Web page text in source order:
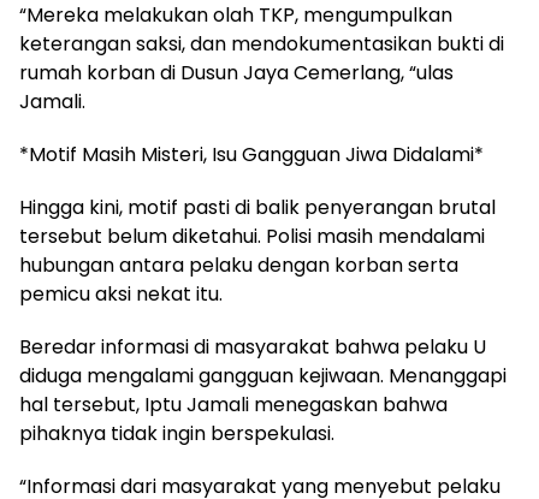
“Mereka melakukan olah TKP, mengumpulkan
keterangan saksi, dan mendokumentasikan bukti di
rumah korban di Dusun Jaya Cemerlang, “ulas
Jamali.
*Motif Masih Misteri, Isu Gangguan Jiwa Didalami*
Hingga kini, motif pasti di balik penyerangan brutal
tersebut belum diketahui. Polisi masih mendalami
hubungan antara pelaku dengan korban serta
pemicu aksi nekat itu.
Beredar informasi di masyarakat bahwa pelaku U
diduga mengalami gangguan kejiwaan. Menanggapi
hal tersebut, Iptu Jamali menegaskan bahwa
pihaknya tidak ingin berspekulasi.
“Informasi dari masyarakat yang menyebut pelaku